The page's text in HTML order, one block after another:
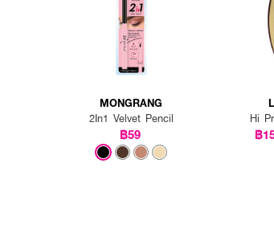
MONGRANG
2In1 Velvet Pencil
฿59
Hi
฿